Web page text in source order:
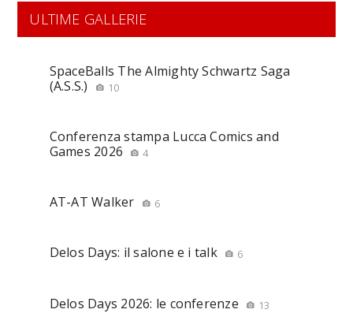
ULTIME GALLERIE
SpaceBalls The Almighty Schwartz Saga
(A.S.S.)
10
Conferenza stampa Lucca Comics and
Games 2026
4
AT-AT Walker 6
Delos Days: il salone e i talk 6
Delos Days 2026: le conferenze 13